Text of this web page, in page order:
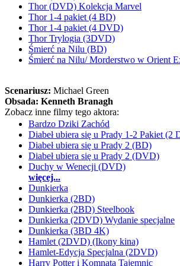
Thor (DVD) Kolekcja Marvel
Thor 1-4 pakiet (4 BD)
Thor 1-4 pakiet (4 DVD)
Thor Trylogia (3DVD)
Śmierć na Nilu (BD)
Śmierć na Nilu/ Morderstwo w Orient
Scenariusz: Michael Green
Obsada: Kenneth Branagh
Zobacz inne filmy tego aktora:
Bardzo Dziki Zachód
Diabeł ubiera się u Prady 1-2 Pakiet (2
Diabeł ubiera się u Prady 2 (BD)
Diabeł ubiera się u Prady 2 (DVD)
Duchy w Wenecji (DVD)
więcej...
Dunkierka
Dunkierka (2BD)
Dunkierka (2BD) Steelbook
Dunkierka (2DVD) Wydanie specjalne
Dunkierka (3BD 4K)
Hamlet (2DVD) (Ikony kina)
Hamlet-Edycja Specjalna (2DVD)
Harry Potter i Komnata Tajemnic